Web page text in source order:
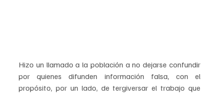
Hizo un llamado a la población a no dejarse confundir
por quienes difunden información falsa, con el
propósito, por un lado, de tergiversar el trabajo que